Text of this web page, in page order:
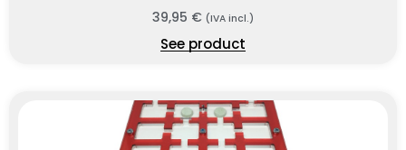
39,95 € (IVA incl.)
See product